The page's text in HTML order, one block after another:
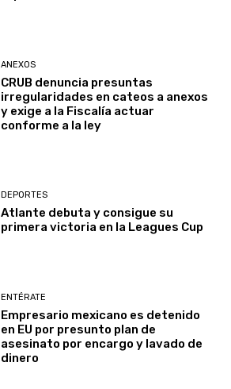
ANEXOS
CRUB denuncia presuntas
irregularidades en cateos a anexos
y exige a la Fiscalía actuar
conforme a la ley
DEPORTES
Atlante debuta y consigue su
primera victoria en la Leagues Cup
ENTÉRATE
Empresario mexicano es detenido
en EU por presunto plan de
asesinato por encargo y lavado de
dinero